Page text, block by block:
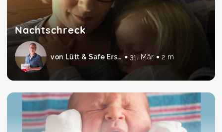
Nachtschreck
von Lütt & Safe Erste Hilfe am Baby und Kind 31. Mär 2 m